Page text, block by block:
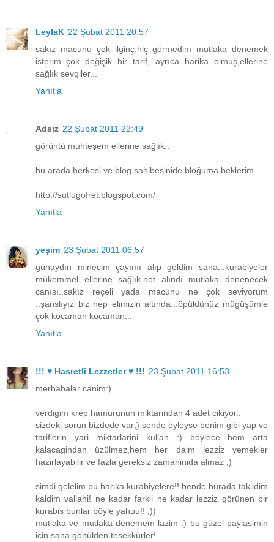
LeylaK 22 Şubat 2011 20:57
sakız macunu çok ilginç,hiç görmedim mutlaka denemek
isterim..çok değişik bir tarif, ayrıca harika olmuş,ellerine
sağlık sevgiler...
Yanıtla
Adsız 22 Şubat 2011 22:49
görüntü muhteşem ellerine sağlık..
bu arada herkesi ve blog sahibesinide bloğuma beklerim..
http://sutlugofret.blogspot.com/
Yanıtla
yeşim 23 Şubat 2011 06:57
günaydın minecim çayımı alıp geldim sana...kurabiyeler
mükemmel ellerine sağlık.not alındı mutlaka denenecek
canısı..sakız reçeli yada macunu ne çok seviyorum
..şanslıyız biz hep elimizin altında...öpüldünüz mügüşümle
çok kocaman kocaman...
Yanıtla
!!! ♥ Hasretli Lezzetler ♥ !!! 23 Şubat 2011 16:53
merhabalar canim:)
verdigim krep hamurunun miktarindan 4 adet cikiyor..
sizdeki sorun bizdede var;) sende öyleyse benim gibi yap ve
tariflerin yari miktarlarini kullan :) böylece hem arta
kalacagindan üzülmez,hem her daim lezziz yemekler
hazirlayabilir ve fazla gereksiz zamaninida almaz ;)
simdi gelelim bu harika kurabiyelere!! bende burada takildim
kaldim vallahi! ne kadar farkli ne kadar lezziz görünen bir
kurabis bunlar böyle yahuu!! ;))
mutlaka ve mutlaka denemem lazim :) bu güzel paylasimin
icin sana gönülden tesekkürler!